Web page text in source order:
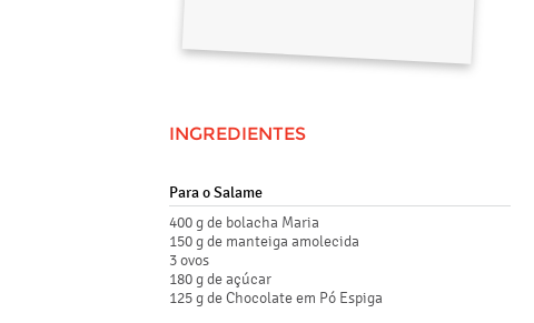
INGREDIENTES
Para o Salame
400 g de bolacha Maria
150 g de manteiga amolecida
3 ovos
180 g de açúcar
125 g de Chocolate em Pó Espiga